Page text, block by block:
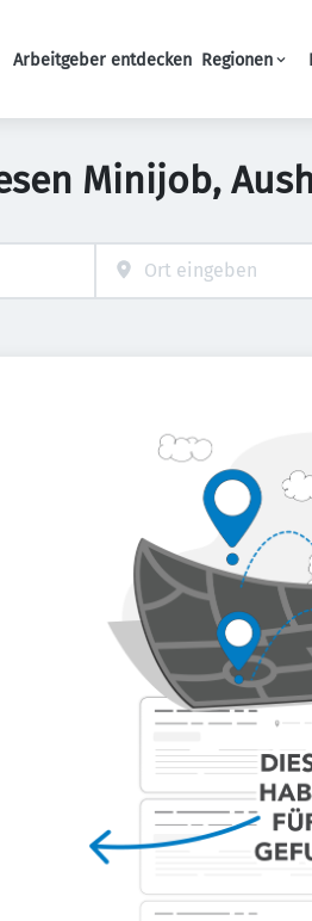
Haupt-Navigation
Arbeitgeber entdecken Regionen
Minijob,